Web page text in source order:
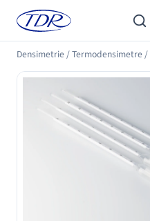
Densimetrie/Termodensimetre/